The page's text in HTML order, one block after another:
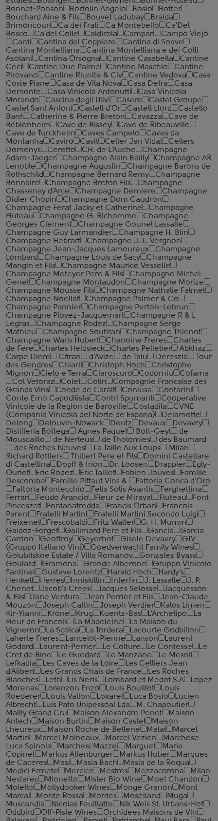
Bonnet-Ponson
Bortolin Angelo Bosio
Botter
Bouchard Aine & Fils
Bouvet Ladubay
Braida
Brimoncourt
Ca dei Frati Ca Montebello
Ca'Del
Bosco
Ca'del Colle Caldirola Campari
Campo Viejo
Canti
Cantina del Coppiere
Cantina di Soave
Cantina Montelliana
Cantina Montelliana e dei Colli
Asolani
Cantina Orsogna Cantine Casabella
Cantine
Ceci
Cantine Due Palme Cantine Maschio
Cantine
Pirovano
Cantine Riunite & Civ Cantine Vedova
Casa
Coste Piane
Casa de Vila Nova Casa Defra
Casa
Demonte
Casa Vinicola Antonutti
Casa Vinicola
Morando
Cascina degli Ulivi Casere
Castel Groupe
Castel Sant Antoni
Castell d'Or Castell Llord
Castello
Banfi
Catherine & Pierre Breton Cavazza
Cave de
Beblenheim
Cave de Bissey
Cave de Ribeauville
Cave de Turckheim
Caves Campelo
Caves da
Montanha
Caviro Cavit Celler Jan Vidal
Cellers
Domenys
Ceretto CH. de L'Auche
Champagne
Adam-Jaeger
Champagne Alain Bailly
Champagne AR
Lenoble
Champagne Augustin
Champagne Barons de
Rothschild
Champagne Bernard Remy
Champagne
Bonnaire
Champagne Breton Fils
Champagne
Chassenay d'Arce
Champagne Demiere
Champagne
Didier Chopin
Champagne Dom Caudron
Champagne Ferat Jacky et Catherine
Champagne
Fluteau
Champagne G. Richomme
Champagne
Georges Clement
Champagne Gounel Lassalle
Champagne Guy Larmandier
Champagne H. Blin
Champagne Hebrart
Champagne J. L. Vergnon
Champagne Jean-Jacques Lamoureux
Champagne
Lombard
Champagne Louis de Sacy
Champagne
Mangin et Fils
Champagne Maurice Vesselle
Champagne Meteyer Pere & Fils
Champagne Michel
Genet
Champagne Montaudon
Champagne Morize
Champagne Mousse Fils
Champagne Nathalie Falmet
Champagne Noellat
Champagne Palmer & Co
Champagne Pannier
Champagne Pertois-Lebrun
Champagne Ployez-Jacquemart
Champagne R & L
Legras
Champagne Rodez
Champagne Serge
Mathieu
Champagne Soutiran
Champagne Thienot
Champagne Waris Hubert
Chanoine Freres
Charles
de Fere
Charles Heidsieck Charles Pelletier
Abkhaz
Carpe Diem
Citran d'Avize de Talu Dereszla
Tour
des Gendres
Chiarli Christoph Hoch
Christophe
Mignon
Cielo e Terra Claroscuro Codorniu
Cofama
Col Vetoraz
Colet Colin
Compagnie Francaise des
Grands Vins
Conde de Caralt Coniusa
Contarini
Conte Emo Capodilista
Contri Spumanti
Cooperative
Vinicole de la Region de Baroville
Costadila
CVNE
(Compania Vinicola del Norte de Espana)
Delamotte
Delong
Delouvin-Nowack Deutz Devaux
Devavry
Distilleria Bottega
Agnes Paquet Bott-Geyl
de
Mouscaillo
de Nerleux de Tholomies
des Baumard
des Roches Neuves
La Taille Aux Loups
Milan
Richard Rottiers
Thibert Pere et Fils
Domini Castellare
di Castellina
Dopff & Irion Dr. Loosen Drappier
Egly-
Ouriet
Eric Rodez Eric Taillet Fabien Jouves
Famille
Descombe
Famille Piffaut Vins &
Fattoria Conca d'Oro
Fattoria Montecchio
Felix Solis Avantis
Ferghettina
Ferrari
Feudo Arancio Fleur de Miraval Fluteau
Font
Pinceszet
Fontanafredda Francis Orban
Francois
Parent
Fratelli Martini
Fratelli Martini Secondo Luigi
Freixenet
Frescobaldi Fritz Walter
G. H. Mumm
Gaidoz-Forget
Gallimard Pere et Fils Gancia
Garcia
Carrion
Geoffroy Geyerhof Gisele Devavry
GIV
(Gruppo Italiano Vini)
Goedverwacht Family Wines
Golubitskoe Estate / Villa Romanov
Gonzalez Byass
Goulard
Gramona Grande Alberone
Gruppo Vinicolo
Fantinel
Gustave Lorentz Harald Hoch
Hardy's
Henkell
Herres Inniskillin Interfin J. Lassalle
J. P.
Chenet
Jacob's Creek Jacques Selosse
Jacquesson
& Fils
Jane Ventura Jean Perrier et Fils
Jean-Claude
Mouzon
Joseph Cattin Joseph Verdier
Kalos Limen
Kir-Yianni
Krone Krug Kuentz-Bas L'Archetipo
La
Fleur de Francois
La Madeleine
La Maison du
Vigneron
La Scolca La Tordera
Lacourte Godbillon
Laherte Freres
Lancelot-Pienne Lanson
Laurent
Godard
Laurent-Perrier Le Colture Le Contesse
Le
Cret de Bine
Le Guedard Le Manzane
Le Mesnil
Lefkadia
Les Caves de la Loire
Les Celliers Jean
d'Alibert
Les Grands Chais de France
Les Roches
Blanches
Leth Lis Neris Lombard et Medot S.A
Lopez
Morenas
Lorenzon Enzo Louis Bouillot
Louis
Roederer
Louis Vallon Loxarel Luca Bosio
Lucien
Albrecht
Luis Pato Unipessoal Lda
M. Chapoutier
Mailly Grand Cru
Maison Alexandre Penet
Maison
Antech
Maison Burtin Maison Castel
Maison
Lheureux
Maison Roche de Bellene Malat
Marcel
Martin
Marcel Moineaux Marcel Vezien
Marchese
Luca Spinola
Marchesi Mazzei Marguet
Marie
Copinet
Markus Altenburger Markus Huber
Marques
de Caceres
Masi Masia Bach
Masia de la Roqua
Medici Ermete
Mercier Mestres Mezzacorona
Milan
Nestarec
Mionetto Mister Bio Wine
Moet Chandon
Moletto
Mollydooker Wines Monge Granon
Mont
Marcal
Monte Rossa Montes Moselland
Muga
Muscandia
Nicolas Feuillatte
Nik Weis St. Urbans-Hof
Oddbird
Off-Piste Wines
Orchidees Maisons de Vin